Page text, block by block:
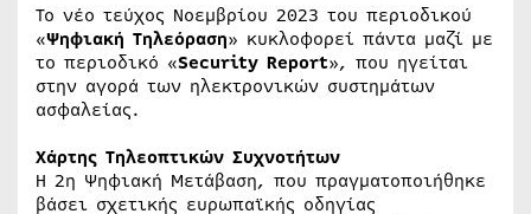
Το νέο τεύχος Νοεμβρίου 2023 του περιοδικού
«Ψηφιακή Τηλεόραση» κυκλοφορεί πάντα μαζί με
το περιοδικό «Security Report», που ηγείται
στην αγορά των ηλεκτρονικών συστημάτων
ασφαλείας.
Χάρτης Τηλεοπτικών Συχνοτήτων
Η 2η Ψηφιακή Μετάβαση, που πραγματοποιήθηκε
βάσει σχετικής ευρωπαϊκής οδηγίας